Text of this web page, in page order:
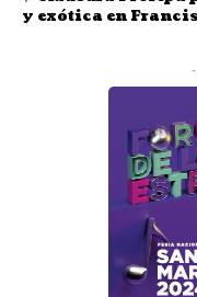
y exótica en
-